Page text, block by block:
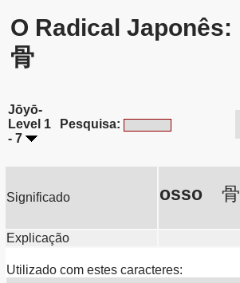
O Radical Japonês:
骨
Jōyō-
Level 1
- 7
Pesquisa:
Significado osso 骨
Explicação
Utilizado com estes caracteres: